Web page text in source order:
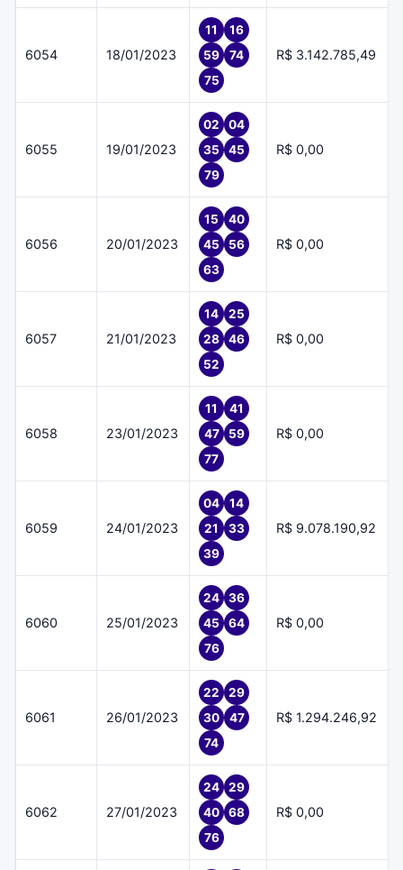
6054 18/01/2023
11
16
59
74
75
R$ 3.142.785,49
6055 19/01/2023
02
04
35
45
79
R$ 0,00
6056 20/01/2023
15
40
45
56
63
R$ 0,00
6057 21/01/2023
14
25
28
46
52
R$ 0,00
6058 23/01/2023
11
41
47
59
77
R$ 0,00
6059 24/01/2023
04
14
21
33
39
R$ 9.078.190,92
6060 25/01/2023
24
36
45
64
76
R$ 0,00
6061 26/01/2023
22
29
30
47
74
R$ 1.294.246,92
6062 27/01/2023
24
29
40
68
76
R$ 0,00